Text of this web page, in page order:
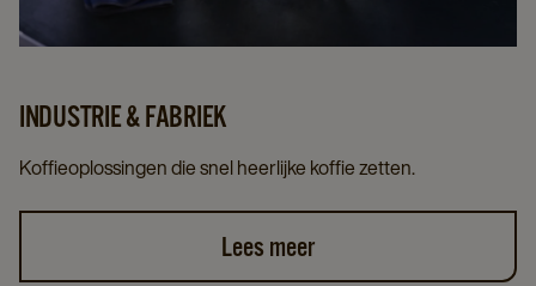
INDUSTRIE & FABRIEK
Koffieoplossingen die snel heerlijke koffie zetten.
Lees meer